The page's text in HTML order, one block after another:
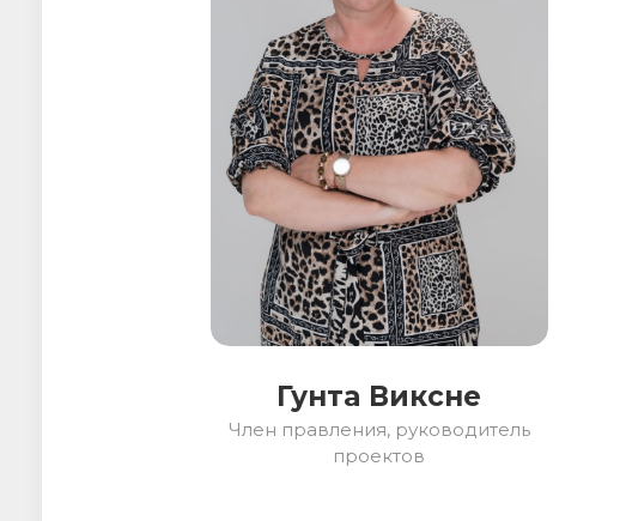
Гунта Виксне
Член правления, руководитель
проектов